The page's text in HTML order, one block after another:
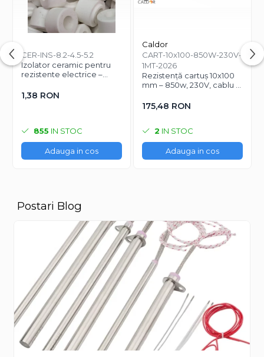
CER-INS-8.2-4.5-5.2
Izolator ceramic pentru
rezistente electrice –
mm interior / lungime 5.2
mm
1,38 RON
855 IN STOC
Adauga in cos
Caldor
CART-10x100-850W-230V-
1MT-2026
Rezistență cartuș 10x100
mm – 850w, 230V, cablu 1
175,48 RON
2 IN STOC
Adauga in cos
Postari Blog